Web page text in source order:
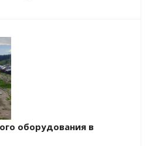
оборудования в